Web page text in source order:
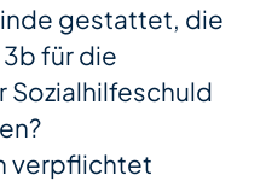
gestattet, die
für die
Sozialhilfeschuld
verpflichtet